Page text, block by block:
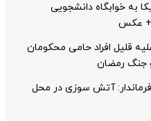
به خوابگاه دانشجویی
+ عکس
قلیل افراد حامی محکومان
فرماندار: آتش سوزی در محل